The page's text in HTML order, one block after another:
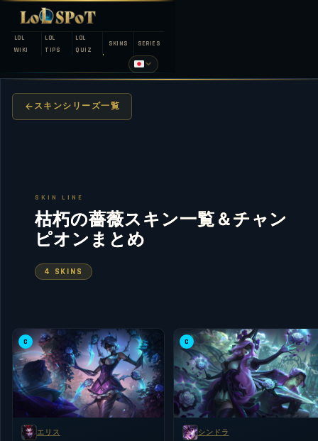
LOL
WIKI
LOL
TIPS
LOL
QUIZ
SKINS SERIES
スキンシリーズ一覧
SKIN LINE
枯朽の薔薇スキン一覧＆チャン
ピオンまとめ
4 SKINS
C
エリス
C
シンドラ